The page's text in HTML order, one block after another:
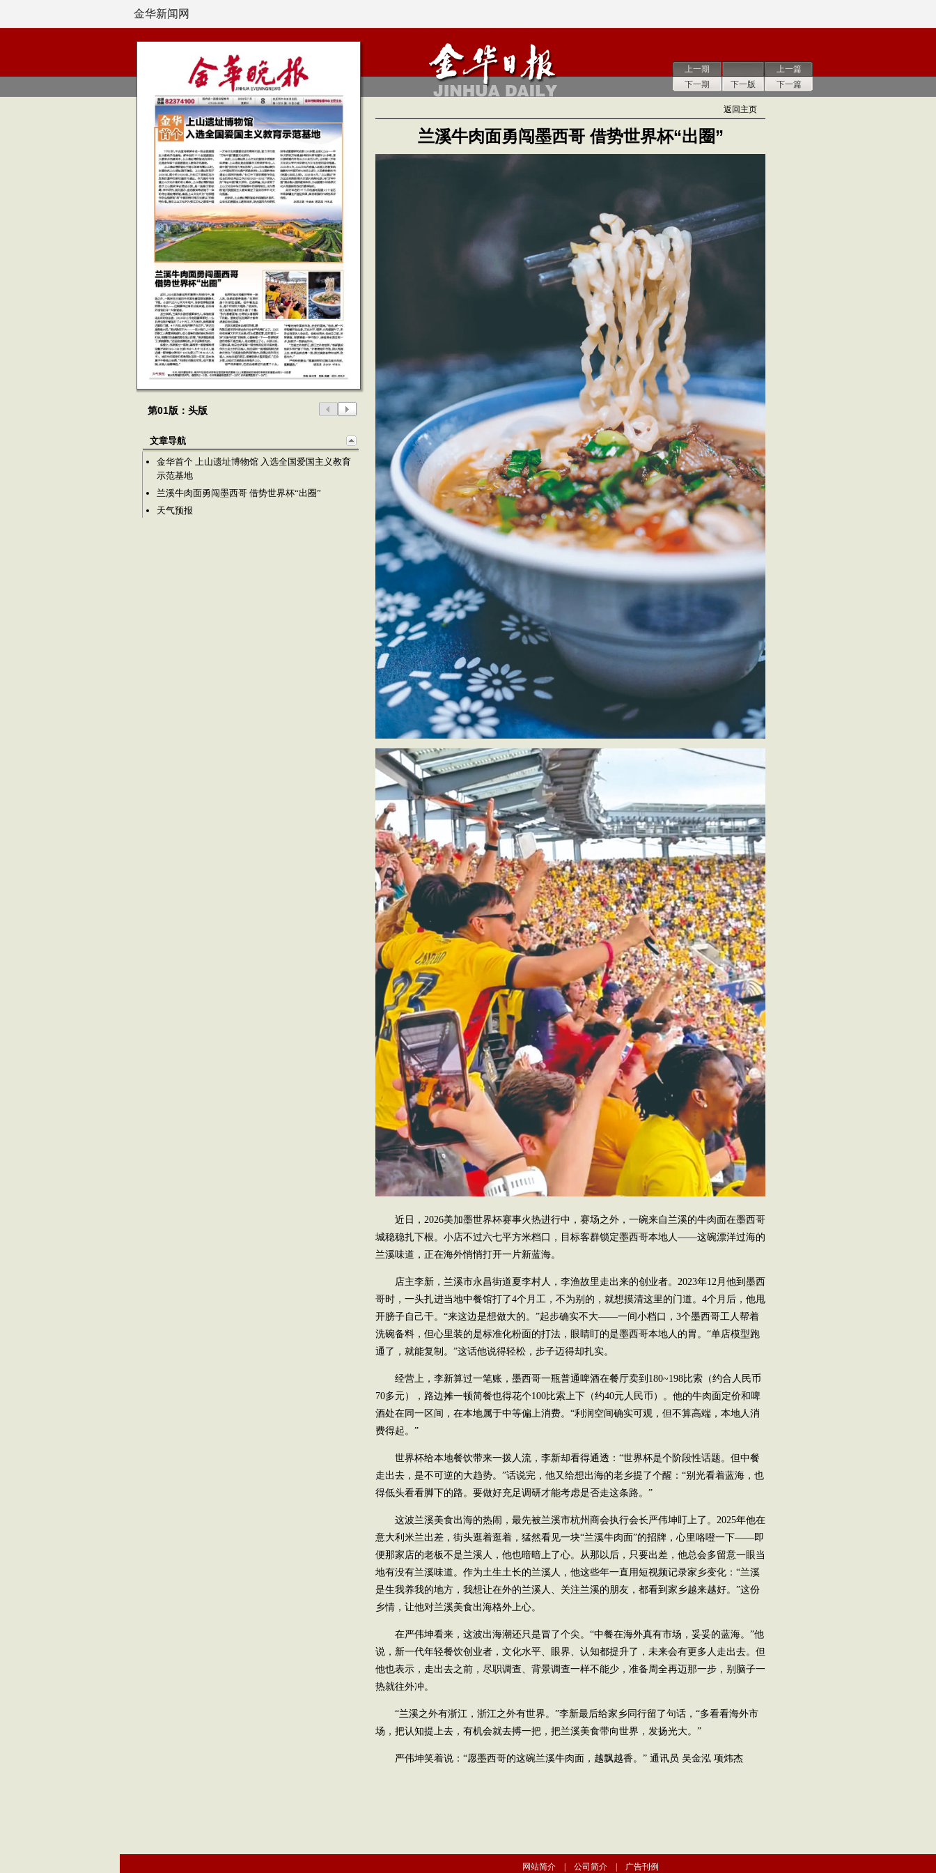
金华新闻网
上一期
下一期
下一版
上一篇
下一篇
第01版：头版
文章导航
金华首个 上山遗址博物馆 入选全国爱国主义教育
示范基地
兰溪牛肉面勇闯墨西哥 借势世界杯“出圈”
天气预报
返回主页
兰溪牛肉面勇闯墨西哥 借势世界杯“出圈”
近日，2026美加墨世界杯赛事火热进行中，赛场之外，一碗来自兰溪的牛肉面在墨西哥
城稳稳扎下根。小店不过六七平方米档口，目标客群锁定墨西哥本地人——这碗漂洋过海的
兰溪味道，正在海外悄悄打开一片新蓝海。
店主李新，兰溪市永昌街道夏李村人，李渔故里走出来的创业者。2023年12月他到墨西
哥时，一头扎进当地中餐馆打了4个月工，不为别的，就想摸清这里的门道。4个月后，他甩
开膀子自己干。“来这边是想做大的。”起步确实不大——一间小档口，3个墨西哥工人帮着
洗碗备料，但心里装的是标准化粉面的打法，眼睛盯的是墨西哥本地人的胃。“单店模型跑
通了，就能复制。”这话他说得轻松，步子迈得却扎实。
经营上，李新算过一笔账，墨西哥一瓶普通啤酒在餐厅卖到180~198比索（约合人民币
70多元），路边摊一顿简餐也得花个100比索上下（约40元人民币）。他的牛肉面定价和啤
酒处在同一区间，在本地属于中等偏上消费。“利润空间确实可观，但不算高端，本地人消
费得起。”
世界杯给本地餐饮带来一拨人流，李新却看得通透：“世界杯是个阶段性话题。但中餐
走出去，是不可逆的大趋势。”话说完，他又给想出海的老乡提了个醒：“别光看着蓝海，也
得低头看看脚下的路。要做好充足调研才能考虑是否走这条路。”
这波兰溪美食出海的热闹，最先被兰溪市杭州商会执行会长严伟坤盯上了。2025年他在
意大利米兰出差，街头逛着逛着，猛然看见一块“兰溪牛肉面”的招牌，心里咯噔一下——即
便那家店的老板不是兰溪人，他也暗暗上了心。从那以后，只要出差，他总会多留意一眼当
地有没有兰溪味道。作为土生土长的兰溪人，他这些年一直用短视频记录家乡变化：“兰溪
是生我养我的地方，我想让在外的兰溪人、关注兰溪的朋友，都看到家乡越来越好。”这份
乡情，让他对兰溪美食出海格外上心。
在严伟坤看来，这波出海潮还只是冒了个尖。“中餐在海外真有市场，妥妥的蓝海。”他
说，新一代年轻餐饮创业者，文化水平、眼界、认知都提升了，未来会有更多人走出去。但
他也表示，走出去之前，尽职调查、背景调查一样不能少，准备周全再迈那一步，别脑子一
热就往外冲。
“兰溪之外有浙江，浙江之外有世界。”李新最后给家乡同行留了句话，“多看看海外市
场，把认知提上去，有机会就去搏一把，把兰溪美食带向世界，发扬光大。”
严伟坤笑着说：“愿墨西哥的这碗兰溪牛肉面，越飘越香。” 通讯员 吴金泓 项炜杰
网站简介 公司简介 广告刊例